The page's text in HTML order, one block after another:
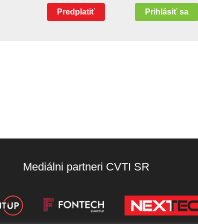
Predplatiť Prihlásiť sa
Mediálni partneri CVTI SR